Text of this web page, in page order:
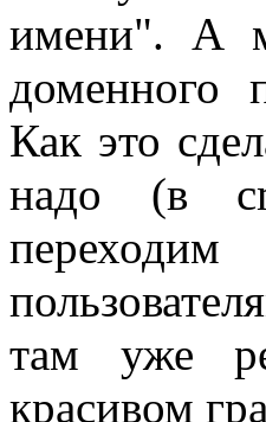
имени". А
доменного
Как это
надо (в
там уже
красивом